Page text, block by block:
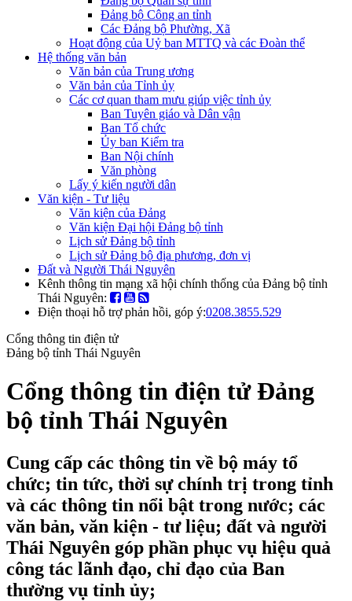
Đảng bộ Công an tỉnh
Các Đảng bộ Phường, Xã
Hoạt động của Uỷ ban MTTQ và các Đoàn thể
Hệ thống văn bản
Văn bản của Trung ương
Văn bản của Tỉnh ủy
Các cơ quan tham mưu giúp việc tỉnh ủy
Ban Tuyên giáo và Dân vận
Ban Tổ chức
Ủy ban Kiểm tra
Ban Nội chính
Văn phòng
Lấy ý kiến người dân
Văn kiện - Tư liệu
Văn kiện của Đảng
Văn kiện Đại hội Đảng bộ tỉnh
Lịch sử Đảng bộ tỉnh
Lịch sử Đảng bộ địa phương, đơn vị
Đất và Người Thái Nguyên
Kênh thông tin mạng xã hội chính thống của Đảng bộ tỉnh
Thái Nguyên:
Điện thoại hỗ trợ phản hồi, góp ý:0208.3855.529
Cổng thông tin điện tử
Đảng bộ tỉnh Thái Nguyên
Cổng thông tin điện tử Đảng
bộ tỉnh Thái Nguyên
Cung cấp các thông tin về bộ máy tổ
chức; tin tức, thời sự chính trị trong tỉnh
và các thông tin nổi bật trong nước; các
văn bản, văn kiện - tư liệu; đất và người
Thái Nguyên góp phần phục vụ hiệu quả
công tác lãnh đạo, chỉ đạo của Ban
thường vụ tỉnh ủy;